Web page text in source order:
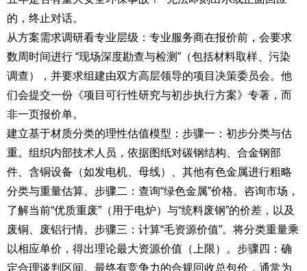
的，终止对话。
从方案需求调研看专业层级：专业服务商在报价前，会要求
数周时间进行 “现场深度勘查与检测”（包括材料取样、污染
调查），并要求组建由双方高层领导的项目决策委员会。他
们会提交一份《项目可行性研究与初步执行方案》专著，而
非一页报价单。
建立基于材质分类的理性估值模型：步骤一：初步分类与估
重。组织内部技术人员，依据图纸对碳钢结构、合金钢部
件、含铜设备（如发电机、母线）、其他有色金属进行粗略
分类与重量估算。步骤二：查询“绿色金属”价格。咨询市场，
了解当前“优质重废”（用于电炉）与“统料废钢”的价差，以及
废铜、废铝行情。步骤三：计算“毛资源价值”。将分类重量乘
以相应单价，得出理论最大资源价值（上限）。步骤四：确
定合理谈判区间。最终有竞争力的合规回收总包价，通常为